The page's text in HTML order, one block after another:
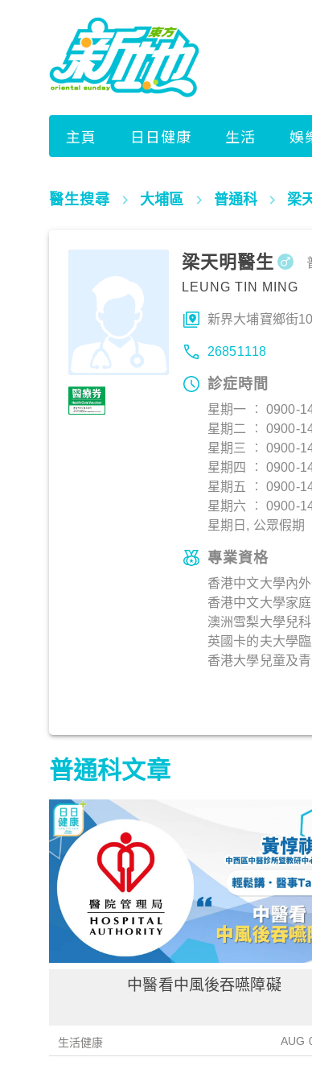
醫生搜尋 大埔區 普通科 梁
梁天明醫生
LEUNG TIN MING
新界大埔寶鄉街
26851118
診症時間
星期一 ︰ 0900-
星期二 ︰ 0900-
星期三 ︰ 0900-
星期四 ︰ 0900-
星期五 ︰ 0900-
星期六 ︰ 0900-
星期日, 公眾假期
專業資格
香港中文大學內
香港中文大學家
澳洲雪梨大學兒
英國卡的夫大學
香港大學兒童及
普通科文章
中醫看中風後吞嚥障礙
生活健康 AUG